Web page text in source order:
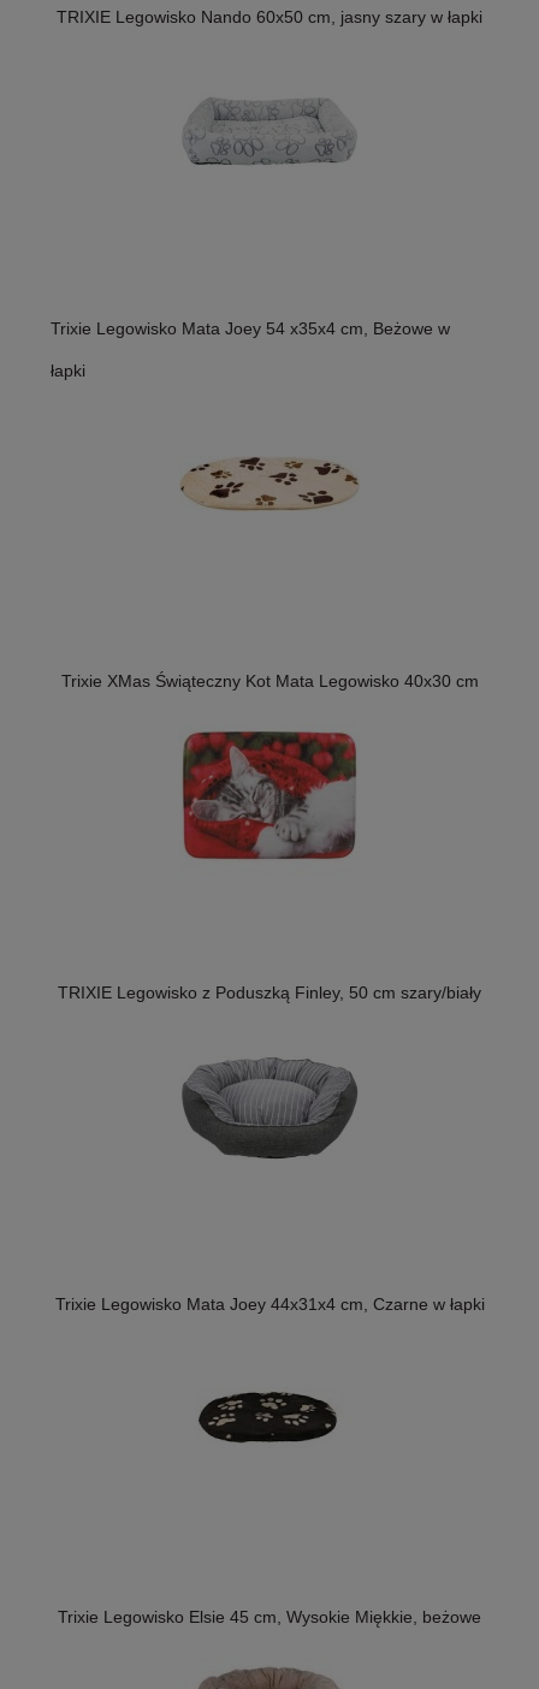
TRIXIE Legowisko Nando 60x50 cm, jasny szary w łapki
Trixie Legowisko Mata Joey 54 x35x4 cm, Beżowe w
łapki
Trixie XMas Świąteczny Kot Mata Legowisko 40x30 cm
TRIXIE Legowisko z Poduszką Finley, 50 cm szary/biały
Trixie Legowisko Mata Joey 44x31x4 cm, Czarne w łapki
Trixie Legowisko Elsie 45 cm, Wysokie Miękkie, beżowe